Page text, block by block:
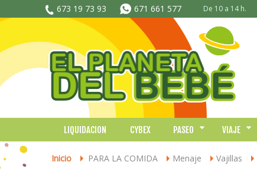
673 19 73 93 671 661 577 De 10 a 14 h.
LIQUIDACION CYBEX PASEO VIAJE
Inicio > PARA LA COMIDA > Menaje > Vajillas >